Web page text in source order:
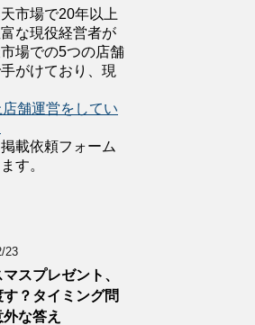
市場で20年以上
な現役経営者が
場での5つの店舗
がけており、現
店舗運営をしてい
載依頼フォーム
す。
23
スプレゼント、
す？タイミング問
な答え